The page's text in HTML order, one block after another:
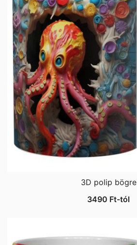
3D polip bögre
3490 Ft-tól